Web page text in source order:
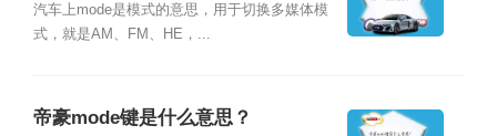
汽车上mode是模式的意思，用于切换多媒体模
式，就是AM、FM、HE，...
帝豪mode键是什么意思？